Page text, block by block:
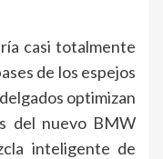
casi totalmente
de los espejos
optimizan
del nuevo BMW
inteligente de